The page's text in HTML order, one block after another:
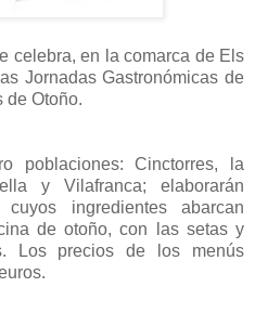
celebra, en la comarca de Els
Jornadas Gastronómicas de
de Otoño.
poblaciones: Cinctorres, la
y Vilafranca; elaborarán
ingredientes abarcan
de otoño, con las setas y
Los precios de los menús